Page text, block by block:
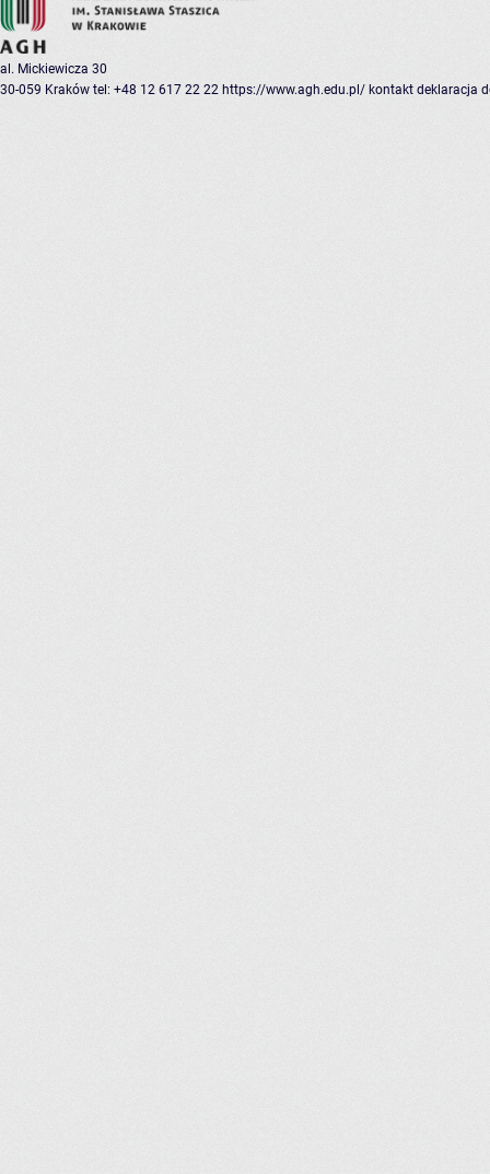
al. Mickiewicza 30
30-059 Kraków tel: +48 12 617 22 22 https://www.agh.edu.pl/ kontakt deklaracja